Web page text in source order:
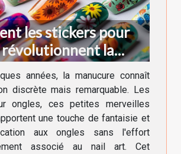
les stickers pour
révolutionnent la
moderne
années, la manucure connaît
discrète mais remarquable. Les
ongles, ces petites merveilles
une touche de fantaisie et
aux ongles sans l'effort
associé au nail art. Cet